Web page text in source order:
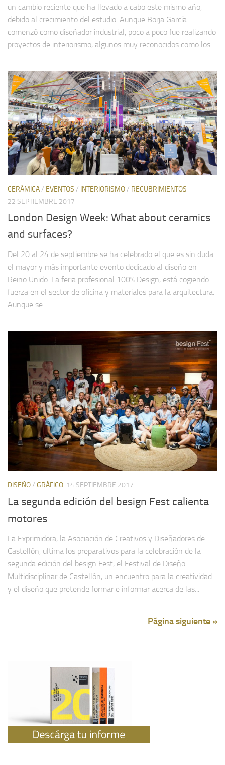
un cambio reciente que ha llevado a cabo este mismo año,
debido al crecimiento del estudio. Aunque Borja García
comenzó como diseñador industrial, poco a poco fue realizando
proyectos de interiorismo, algunos muy reconocidos como los...
CERÁMICA/ EVENTOS / INTERIORISMO/ RECUBRIMIENTOS
22 SEPTIEMBRE 2017
London Design Week: What about ceramics
and surfaces?
Del 20 al 24 de septiembre se ha celebrado el que es sin duda
el mayor y más importante evento dedicado al diseño en
Reino Unido. La feria profesional 100% Design, está cogiendo
fuerza en el sector de oficina y materiales para la arquitectura.
Aunque se...
DISEÑO/ GRÁFICO 14 SEPTIEMBRE 2017
La segunda edición del besign Fest calienta
motores
La Exprimidora, la Asociación de Creativos y Diseñadores de
Castellón, ultima los preparativos para la celebración de la
segunda edición del besign Fest, el Festival de Diseño
Multidisciplinar de Castellón, un encuentro para la creatividad
y el diseño que pretende formar e informar acerca de las...
Página siguiente »